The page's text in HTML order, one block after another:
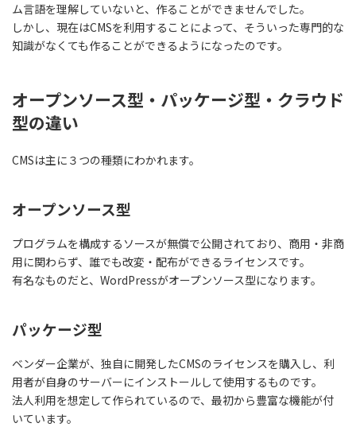
ム言語を理解していないと、作ることができませんでした。
しかし、現在はCMSを利用することによって、そういった専門的な
知識がなくても作ることができるようになったのです。
オープンソース型・パッケージ型・クラウド
型の違い
CMSは主に３つの種類にわかれます。
オープンソース型
プログラムを構成するソースが無償で公開されており、商用・非商
用に関わらず、誰でも改変・配布ができるライセンスです。
有名なものだと、WordPressがオープンソース型になります。
パッケージ型
ベンダー企業が、独自に開発したCMSのライセンスを購入し、利
用者が自身のサーバーにインストールして使用するものです。
法人利用を想定して作られているので、最初から豊富な機能が付
いています。